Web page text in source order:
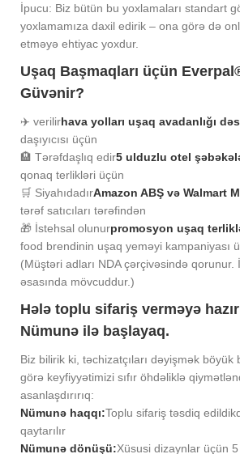
İpucu: Biz bütün bu yoxlamaları standart
yoxlamamıza daxil edirik – ona görə də
etməyə ehtiyac yoxdur.
Uşaq Başmaqları üçün
Güvənir?
✈️ verilirhava yolları uşaq avadanlığı
daşıyıcısı üçün
🏨 Tərəfdaşlıq edir5 ulduzlu otel
qonaq terlikləri üçün
🛒 SiyahıdadırAmazon ABŞ və Walmart
tərəf satıcıları tərəfindən
🎁 İstehsal olunurpromosyon uşaq
food brendinin uşaq yeməyi kampaniyası
(Müştəri adları NDA çərçivəsində qorunur.
əsasında mövcuddur.)
Hələ toplu sifariş verməyə
Nümunə ilə başlayaq.
Biz bilirik ki, təchizatçıları dəyişmək böyük
görə keyfiyyətimizi sıfır öhdəliklə
asanlaşdırırıq:
Nümunə haqqı:Toplu sifariş təsdiq
qaytarılır
Nümunə dönüşü:Xüsusi dizaynlar üçün